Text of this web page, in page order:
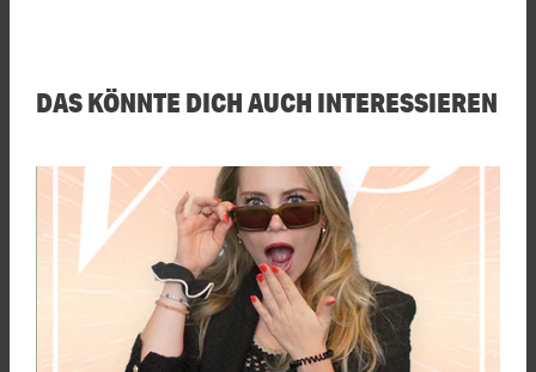
DAS KÖNNTE DICH AUCH INTERESSIEREN